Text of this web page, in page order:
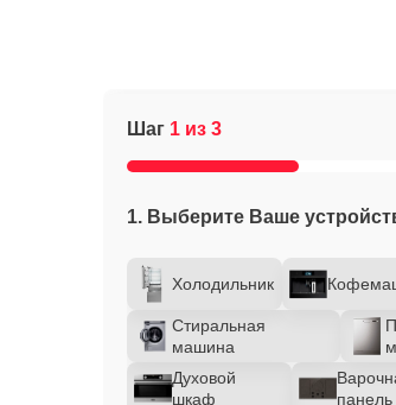
Шаг 1 из 3
1. Выберите Ваше
Холодильник
Стиральная
машина
Духовой
шкаф
панель